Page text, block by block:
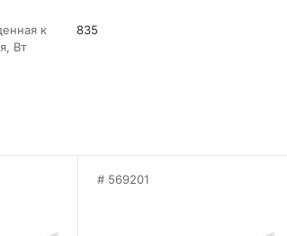
к
Вт
835
569201